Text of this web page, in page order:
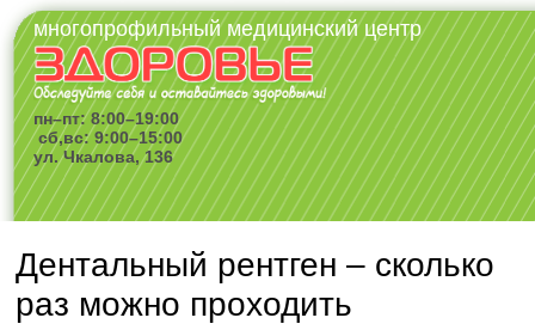
многопрофильный медицинский центр
пн–пт: 8:00–19:00
сб,вс: 9:00–15:00
ул. Чкалова, 136
Дентальный рентген – сколько
раз можно проходить